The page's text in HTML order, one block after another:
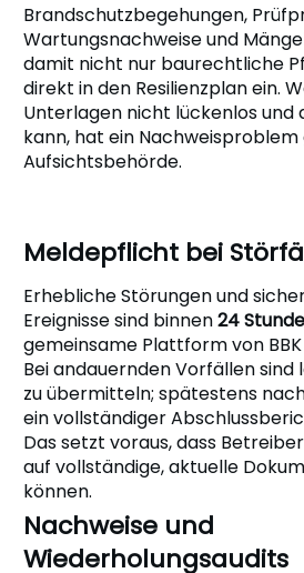
Brandschutzbegehungen,
Wartungsnachweise und
damit nicht nur baurechtliche
direkt in den Resilienzplan ein.
Unterlagen nicht lückenlos
kann, hat ein
Aufsichtsbehörde.
Meldepflicht bei
Erhebliche Störungen und
Ereignisse sind binnen24
gemeinsame Plattform von BBK
Bei andauernden Vorfällen sind
zu übermitteln; spätestens
ein vollständiger
Das setzt voraus, dass
auf vollständige, aktuelle
können.
Nachweise und
Wiederholungsaudits